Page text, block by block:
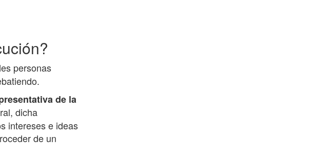
personas
de la
dicha
intereses e ideas
de un